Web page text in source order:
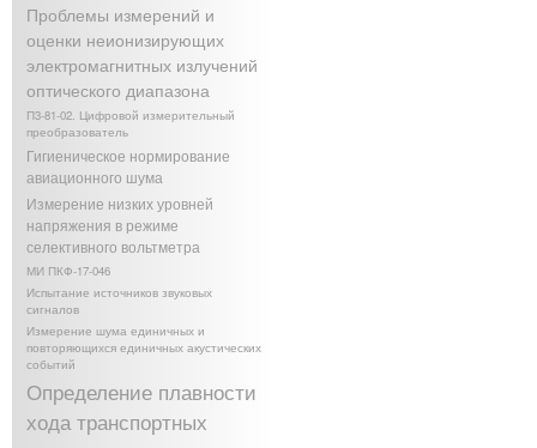
Проблемы измерений и
оценки неионизирующих
электромагнитных излучений
оптического диапазона
П3-81-02. Цифровой измерительный
преобразователь
Гигиеническое нормирование
авиационного шума
Измерение низких уровней
напряжения в режиме
селективного вольтметра
МИ ПКФ-17-046
Испытание источников звуковых
сигналов
Измерение шума единичных и
повторяющихся единичных акустических
событий
Определение плавности
хода транспортных